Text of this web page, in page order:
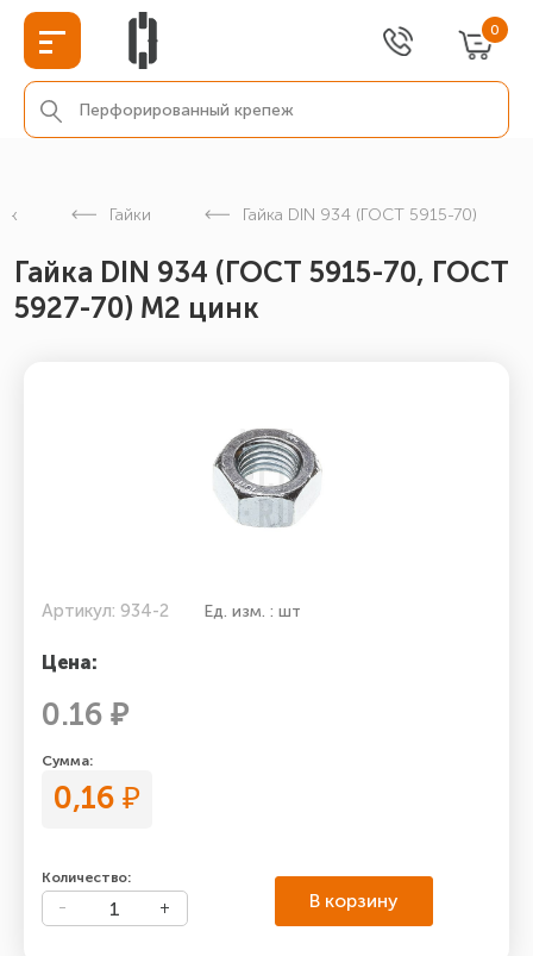
0
Гайки Гайка DIN 934 (ГОСТ 5915-70)
Гайка DIN 934 (ГОСТ 5915-70, ГОСТ
5927-70) М2 цинк
Артикул: 934-2 Ед. изм. : шт
Цена:
0.16 ₽
Сумма:
0,16 ₽
Количество:
В корзину